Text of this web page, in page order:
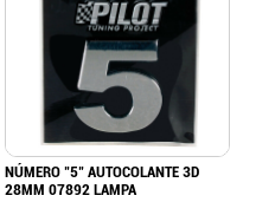
NÚMERO "5" AUTOCOLANTE 3D
28MM 07892 LAMPA